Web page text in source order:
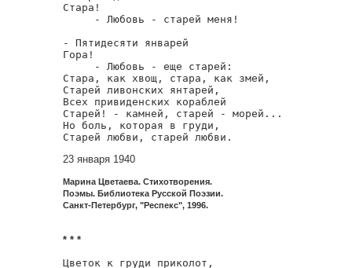
Стара!
     - Любовь - старей меня!
- Пятидесяти январей
Гора!
     - Любовь - еще старей:
Стара, как хвощ, стара, как змей,
Старей ливонских янтарей,
Всех привиденских кораблей
Старей! - камней, старей - морей...
Но боль, которая в груди,
Старей любви, старей любви.
23 января 1940
Марина Цветаева. Стихотворения.
Поэмы. Библиотека Русской Поэзии.
Санкт-Петербург, "Респекс", 1996.
* * *
Цветок к груди приколот,